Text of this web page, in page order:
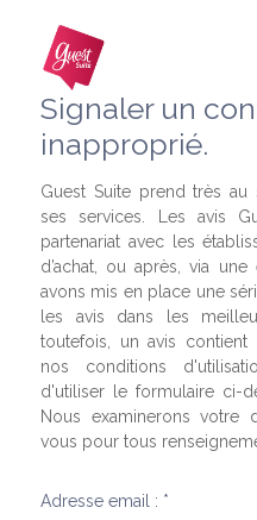
Signaler un
inapproprié.
Guest Suite prend très au
ses services. Les avis
partenariat avec les
d’achat, ou après, via
avons mis en place une
les avis dans les
toutefois, un avis contient
nos conditions
d'utiliser le formulaire ci-
Nous examinerons votre
vous pour tous
Adresse email : *